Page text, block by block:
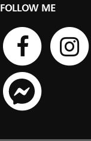
FOLLOW ME